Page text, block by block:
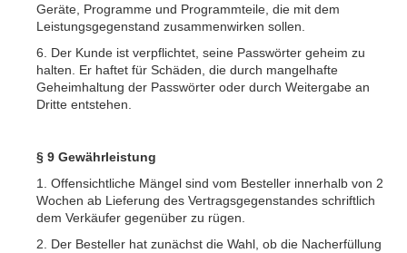
Geräte, Programme und Programmteile, die mit dem
Leistungsgegenstand zusammenwirken sollen.
6. Der Kunde ist verpflichtet, seine Passwörter geheim zu
halten. Er haftet für Schäden, die durch mangelhafte
Geheimhaltung der Passwörter oder durch Weitergabe an
Dritte entstehen.
§ 9 Gewährleistung
1. Offensichtliche Mängel sind vom Besteller innerhalb von 2
Wochen ab Lieferung des Vertragsgegenstandes schriftlich
dem Verkäufer gegenüber zu rügen.
2. Der Besteller hat zunächst die Wahl, ob die Nacherfüllung